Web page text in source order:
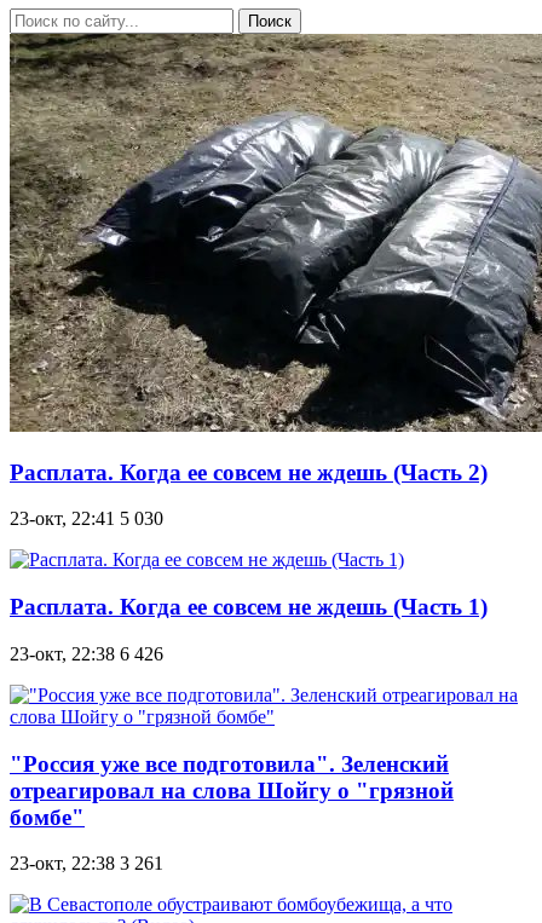
Поиск
Расплата. Когда ее совсем не ждешь (Часть 2)
23-окт, 22:41 5 030
Расплата. Когда ее совсем не ждешь (Часть 1)
23-окт, 22:38 6 426
"Россия уже все подготовила". Зеленский
отреагировал на слова Шойгу о "грязной
бомбе"
23-окт, 22:38 3 261